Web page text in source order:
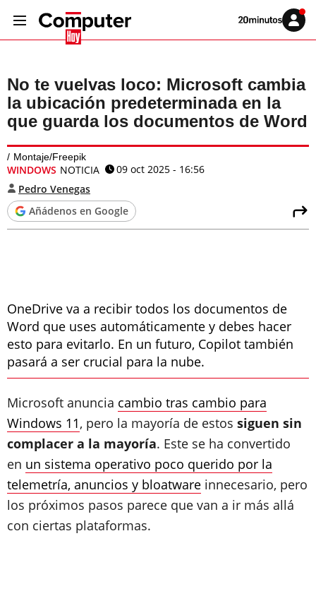
Volver
Iniciar
sesión
No te vuelvas loco: Microsoft cambia
la ubicación predeterminada en la
que guarda los documentos de Word
Montaje/Freepik
WINDOWS NOTICIA
09 oct 2025 - 16:56
Pedro Venegas
Añádenos en Google
OneDrive va a recibir todos los documentos de
Word que uses automáticamente y debes hacer
esto para evitarlo. En un futuro, Copilot también
pasará a ser crucial para la nube.
Microsoft anuncia cambio tras cambio para
Windows 11, pero la mayoría de estos siguen sin
complacer a la mayoría. Este se ha convertido
en un sistema operativo poco querido por la
telemetría, anuncios y bloatware innecesario, pero
los próximos pasos parece que van a ir más allá
con ciertas plataformas.